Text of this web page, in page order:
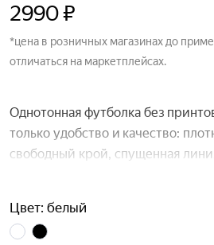
2990 ₽
*цена в розничных магазинах до
отличаться на маркетплейсах.
Однотонная футболка без
только удобство и качество:
свободный крой, спущенная
Доступна в белом и чёрном
бирка с логотипом Яндекса —
Цвет: белый